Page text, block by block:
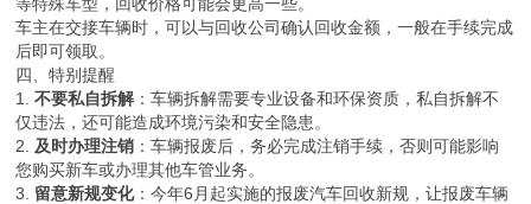
车主在交接车辆时，可以与回收公司确认回收金额，一般在手续完成
后即可领取。
四、特别提醒
1.不要私自拆解：车辆拆解需要专业设备和环保资质，私自拆解不
仅违法，还可能造成环境污染和安全隐患。
2. 及时办理注销 ：车辆报废后，务必完成注销手续，否则可能影响
您购买新车或办理其他车管业务。
3. 留意新规变化：今年6月起实施的报废汽车回收新规，让报废车辆